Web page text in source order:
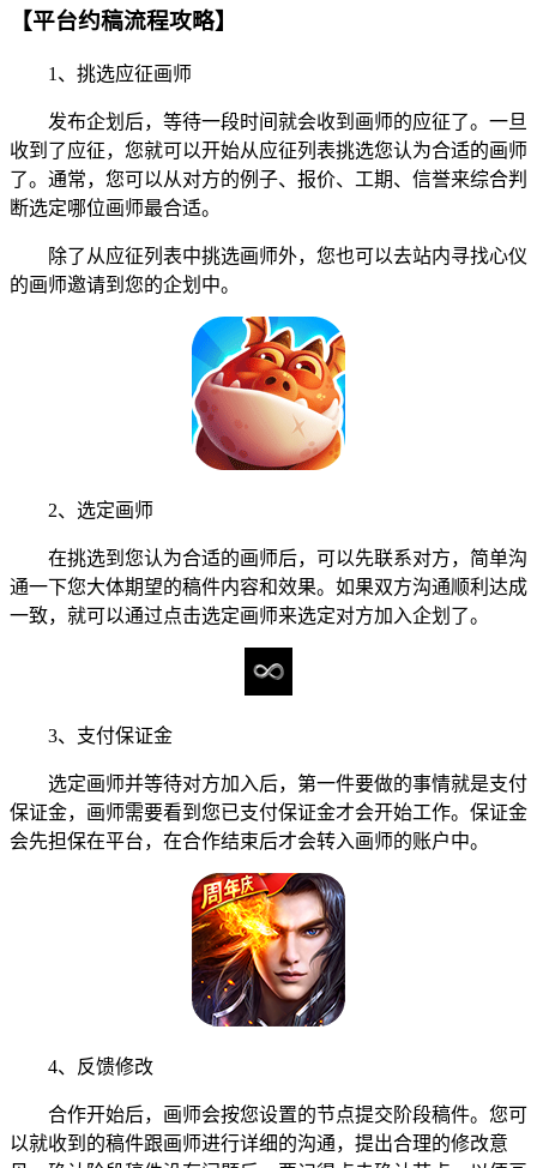
【平台约稿流程攻略】
1、挑选应征画师
发布企划后，等待一段时间就会收到画师的应征了。一旦
收到了应征，您就可以开始从应征列表挑选您认为合适的画师
了。通常，您可以从对方的例子、报价、工期、信誉来综合判
断选定哪位画师最合适。
除了从应征列表中挑选画师外，您也可以去站内寻找心仪
的画师邀请到您的企划中。
2、选定画师
在挑选到您认为合适的画师后，可以先联系对方，简单沟
通一下您大体期望的稿件内容和效果。如果双方沟通顺利达成
一致，就可以通过点击选定画师来选定对方加入企划了。
3、支付保证金
选定画师并等待对方加入后，第一件要做的事情就是支付
保证金，画师需要看到您已支付保证金才会开始工作。保证金
会先担保在平台，在合作结束后才会转入画师的账户中。
4、反馈修改
合作开始后，画师会按您设置的节点提交阶段稿件。您可
以就收到的稿件跟画师进行详细的沟通，提出合理的修改意